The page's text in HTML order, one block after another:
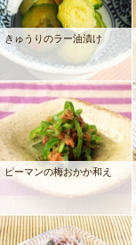
きゅうりのラー油漬け
ピーマンの梅おかか和え